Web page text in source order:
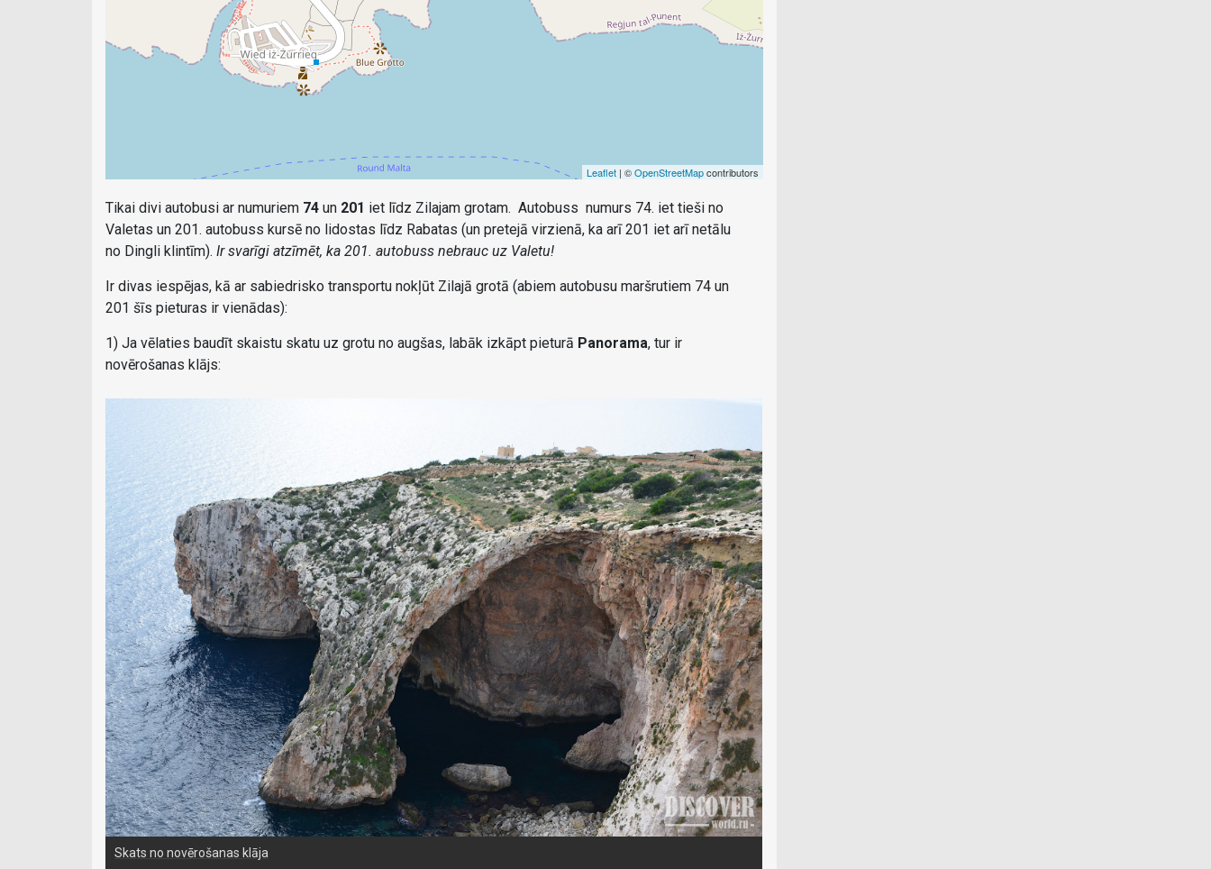
Leaflet | ©OpenStreetMapcontributors
Tikai divi autobusi ar numuriem 74 un 201 iet līdz Zilajam grotam. Autobuss numurs 74. iet tieši no
Valetas un 201. autobuss kursē no lidostas līdz Rabatas (un pretejā virzienā, ka arī 201 iet arī netālu
no Dingli klintīm). Ir svarīgi atzīmēt, ka 201. autobuss nebrauc uz Valetu!
Ir divas iespējas, kā ar sabiedrisko transportu nokļūt Zilajā grotā (abiem autobusu maršrutiem 74 un
201 šīs pieturas ir vienādas):
1) Ja vēlaties baudīt skaistu skatu uz grotu no augšas, labāk izkāpt pieturā Panorama, tur ir
novērošanas klājs:
Skats no novērošanas klāja